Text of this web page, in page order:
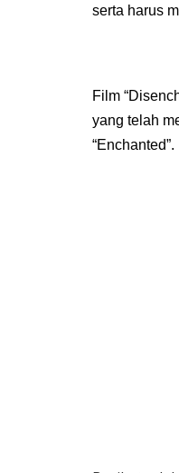
serta harus
Film
yang telah
“Enchanted”.